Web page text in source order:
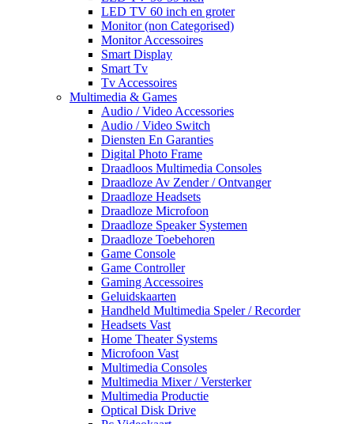
LED TV 60 inch en groter
Monitor (non Categorised)
Monitor Accessoires
Smart Display
Smart Tv
Tv Accessoires
Multimedia & Games
Audio / Video Accessories
Audio / Video Switch
Diensten En Garanties
Digital Photo Frame
Draadloos Multimedia Consoles
Draadloze Av Zender / Ontvanger
Draadloze Headsets
Draadloze Microfoon
Draadloze Speaker Systemen
Draadloze Toebehoren
Game Console
Game Controller
Gaming Accessoires
Geluidskaarten
Handheld Multimedia Speler / Recorder
Headsets Vast
Home Theater Systems
Microfoon Vast
Multimedia Consoles
Multimedia Mixer / Versterker
Multimedia Productie
Optical Disk Drive